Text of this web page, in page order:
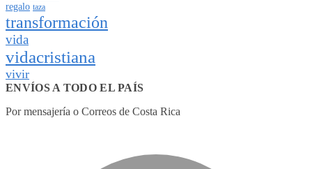
regalo taza
transformación
vida
vidacristiana
vivir
ENVÍOS A TODO EL PAÍS
Por mensajería o Correos de Costa Rica